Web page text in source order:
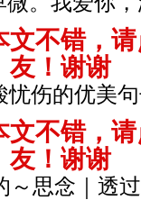
不错，
友！谢谢
忧伤的优美
不错，
友！谢谢
～思念｜透